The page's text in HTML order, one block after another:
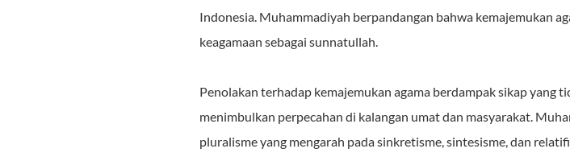
Indonesia. Muhammadiyah berpandangan bahwa kemajemukan
keagamaan sebagai sunnatullah.
Penolakan terhadap kemajemukan agama berdampak sikap yang
menimbulkan perpecahan di kalangan umat dan masyarakat.
pluralisme yang mengarah pada sinkretisme, sintesisme, dan